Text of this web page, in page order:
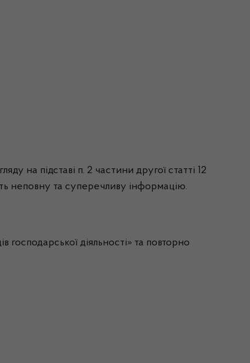
на підставі п. 2 частини другої статті 12
неповну та суперечливу інформацію.
діяльності» та повторно